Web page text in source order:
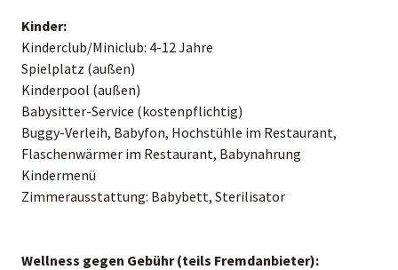
Kinder:
Kinderclub/Miniclub: 4-12 Jahre
Spielplatz (außen)
Kinderpool (außen)
Babysitter-Service (kostenpflichtig)
Buggy-Verleih, Babyfon, Hochstühle im Restaurant,
Flaschenwärmer im Restaurant, Babynahrung
Kindermenü
Zimmerausstattung: Babybett, Sterilisator
Wellness gegen Gebühr (teils Fremdanbieter):